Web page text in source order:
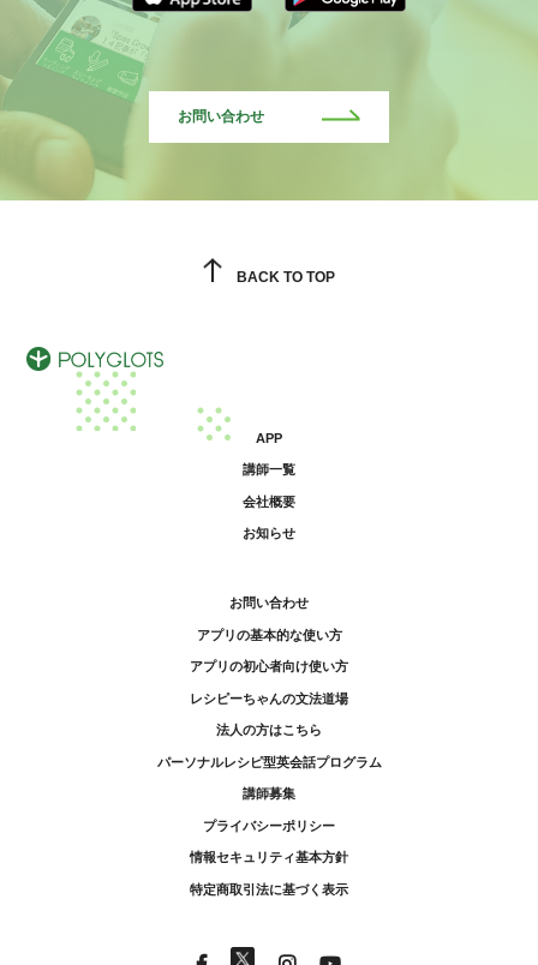
お問い合わせ
BACK TO TOP
APP
講師一覧
会社概要
お知らせ
お問い合わせ
アプリの基本的な使い方
アプリの初心者向け使い方
レシピーちゃんの文法道場
法人の方はこちら
パーソナルレシピ型英会話プログラム
講師募集
プライバシーポリシー
情報セキュリティ基本方針
特定商取引法に基づく表示